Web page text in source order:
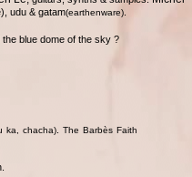
udu & gatam(earthenware)
blue dome of the sky ?
ka, chacha)
The Barbès Faith